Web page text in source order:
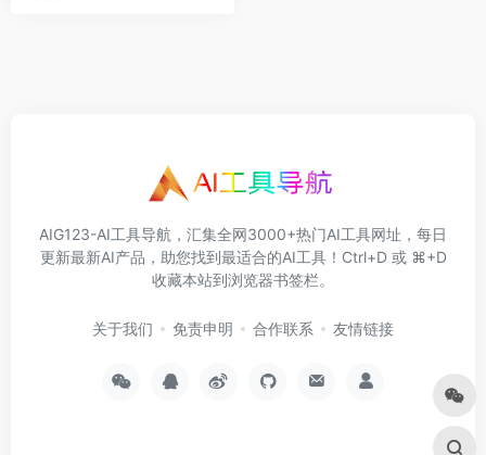
AIG123-AI工具导航，汇集全网3000+热门AI工具网址，每日
更新最新AI产品，助您找到最适合的AI工具！Ctrl+D 或 ⌘+D
收藏本站到浏览器书签栏。
关于我们 免责申明 合作联系 友情链接